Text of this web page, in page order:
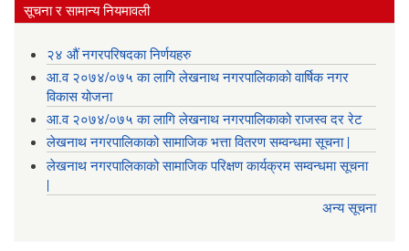
सूचना र सामान्य नियमावली
२४ औं नगरपरिषदका निर्णयहरु
आ.व २०७४/०७५ का लागि लेखनाथ नगरपालिकाको वार्षिक नगर
विकास योजना
आ.व २०७४/०७५ का लागि लेखनाथ नगरपालिकाको राजस्व दर रेट
लेखनाथ नगरपालिकाको सामाजिक भत्ता वितरण सम्वन्धमा सूचना |
लेखनाथ नगरपालिकाको सामाजिक परिक्षण कार्यक्रम सम्वन्धमा सूचना
|
अन्य सूचना